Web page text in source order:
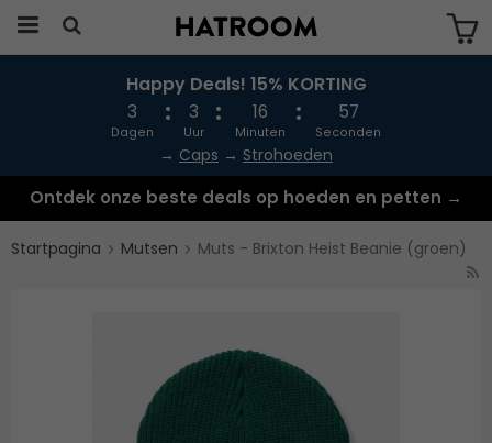
Produkten har blivit tillagd i varukorgen
Happy Deals! 15% KORTING
3
Dagen
3
Uur
16
Minuten
56
Seconden
→ Caps → Strohoeden
Ontdek onze beste deals op hoeden en petten →
Startpagina Mutsen Muts - Brixton Heist Beanie (groen)